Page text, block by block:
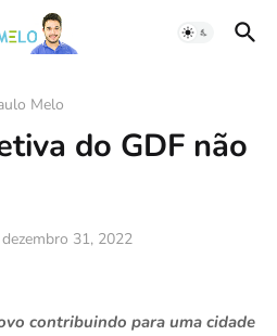
Melo
do GDF não
dezembro 31, 2022
contribuindo para uma cidade